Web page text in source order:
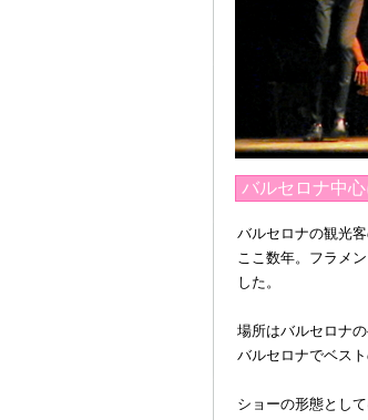
バルセロナ中
バルセロナの観光
ここ数年。フラメ
した。
場所はバルセロナ
バルセロナでベスト
ショーの形態とし